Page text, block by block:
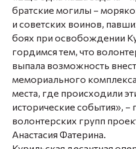
братские могилы –
и советских воинов,
боях при освобождении
гордимся тем, что
выпала возможность
мемориального
места, где происходили
исторические события»,
волонтерских групп
Анастасия Фатерина.